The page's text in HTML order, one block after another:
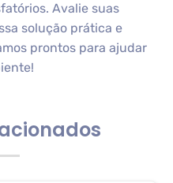
Avalie suas
solução prática e
prontos para ajudar